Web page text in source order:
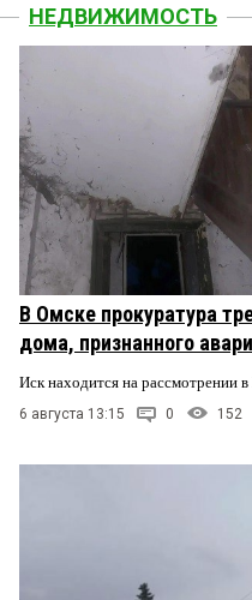
НЕДВИЖИМОСТЬ
В Омске прокуратура
дома, признанного
Иск находится на рассмотрении
6 августа 13:15 0 152